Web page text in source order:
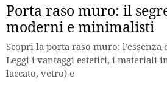
Porta raso muro: il
moderni e minimalisti
Scopri la porta raso muro:
Leggi i vantaggi estetici, i materiali
laccato, vetro) e